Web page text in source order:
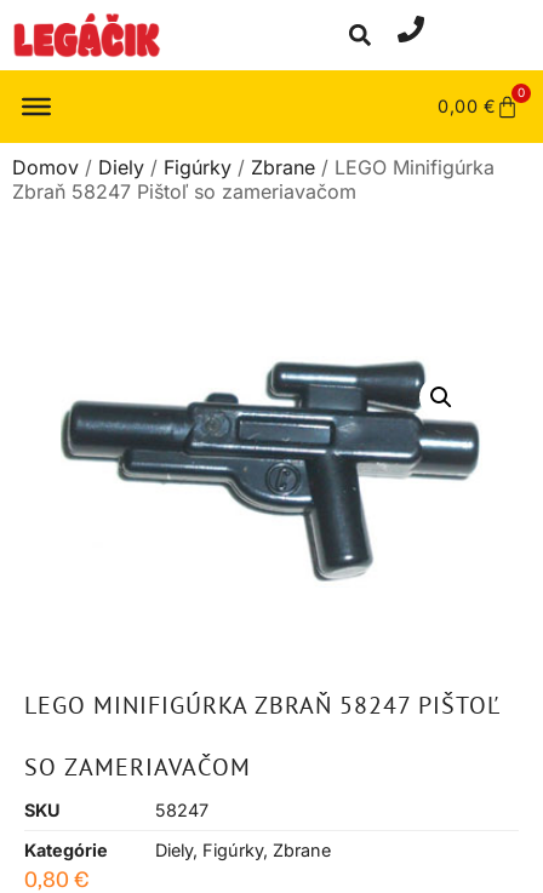
0,00 €
0
Domov / Diely / Figúrky / Zbrane / LEGO Minifigúrka
Zbraň 58247 Pištoľ so zameriavačom
LEGO MINIFIGÚRKA ZBRAŇ 58247 PIŠTOĽ
SO ZAMERIAVAČOM
SKU
58247
Kategórie
Diely, Figúrky, Zbrane
0,80 €